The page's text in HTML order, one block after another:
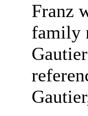
Franz
family